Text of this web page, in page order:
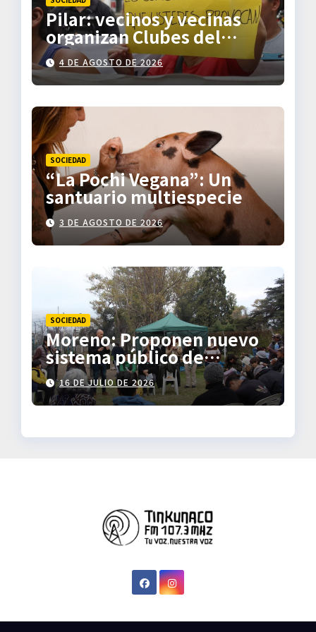
Pilar: vecinos y vecinas
organizan Clubes del
Trueque
4 DE AGOSTO DE 2026
SOCIEDAD
“La Pochi Vegana”: Un
santuario multiespecie
3 DE AGOSTO DE 2026
SOCIEDAD
Moreno: Proponen nuevo
sistema público de
transporte
16 DE JULIO DE 2026